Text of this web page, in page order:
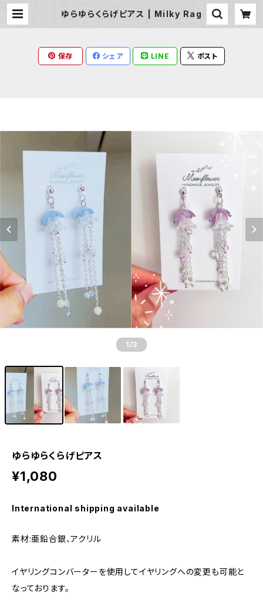
ゆらゆらくらげピアス | Milky Rag
保存 シェア LINE ポスト
1 /3
ゆらゆらくらげピアス
¥1,080
International shipping available
素材:亜鉛合銀、アクリル
イヤリングコンバーターを使用してイヤリングへの変更も可能と
なっております。